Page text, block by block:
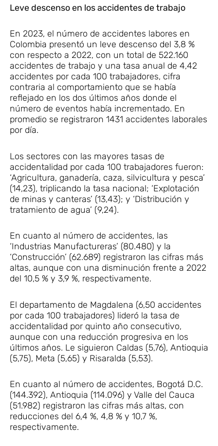
Leve descenso en los accidentes de trabajo
En 2023, el número de accidentes labores en
Colombia presentó un leve descenso del 3,8 %
con respecto a 2022, con un total de 522.160
accidentes de trabajo y una tasa anual de 4,42
accidentes por cada 100 trabajadores, cifra
contraria al comportamiento que se había
reflejado en los dos últimos años donde el
número de eventos había incrementado. En
promedio se registraron 1431 accidentes laborales
por día.
Los sectores con las mayores tasas de
accidentalidad por cada 100 trabajadores fueron:
‘Agricultura, ganadería, caza, silvicultura y pesca’
(14,23), triplicando la tasa nacional; ‘Explotación
de minas y canteras’ (13,43); y ‘Distribución y
tratamiento de agua’ (9,24).
En cuanto al número de accidentes, las
‘Industrias Manufactureras’ (80.480) y la
‘Construcción’ (62.689) registraron las cifras más
altas, aunque con una disminución frente a 2022
del 10,5 % y 3,9 %, respectivamente.
El departamento de Magdalena (6,50 accidentes
por cada 100 trabajadores) lideró la tasa de
accidentalidad por quinto año consecutivo,
aunque con una reducción progresiva en los
últimos años. Le siguieron Caldas (5,76), Antioquia
(5,75), Meta (5,65) y Risaralda (5,53).
En cuanto al número de accidentes, Bogotá D.C.
(144.392), Antioquia (114.096) y Valle del Cauca
(51.982) registraron las cifras más altas, con
reducciones del 6,4 %, 4,8 % y 10,7 %,
respectivamente.